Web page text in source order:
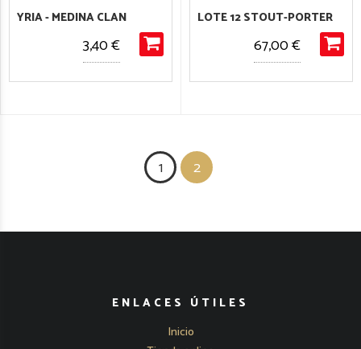
YRIA - MEDINA CLAN
3,40 €
LOTE 12 STOUT-PORTER
67,00 €
1 2
ENLACES ÚTILES
Inicio